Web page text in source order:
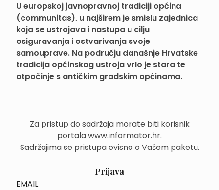
U europskoj javnopravnoj tradiciji općina
(communitas), u najširem je smislu zajednica
koja se ustrojava i nastupa u cilju
osiguravanja i ostvarivanja svoje
samouprave. Na području današnje Hrvatske
tradicija općinskog ustroja vrlo je stara te
otpočinje s antičkim gradskim općinama.
Za pristup do sadržaja morate biti korisnik
portala www.informator.hr.
Sadržajima se pristupa ovisno o Vašem paketu.
Prijava
EMAIL